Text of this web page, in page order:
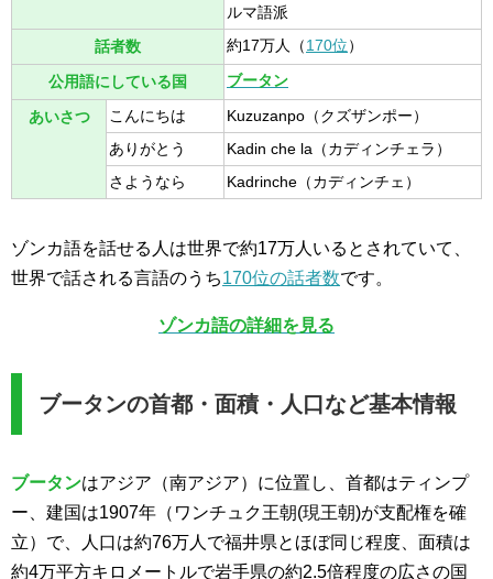
ルマ語派
話者数 約17万人（170位）
公用語にしている国 ブータン
あいさつ こんにちは
Kuzuzanpo（クズザンポー）
ありがとう
Kadin che la（カディンチェラ）
さようなら
Kadrinche（カディンチェ）
ゾンカ語を話せる人は世界で約17万人いるとされていて、
世界で話される言語のうち170位の話者数です。
ゾンカ語の詳細を見る
ブータンの首都・面積・人口など基本情報
ブータンはアジア（南アジア）に位置し、首都はティンプ
ー、建国は1907年（ワンチュク王朝(現王朝)が支配権を確
立）で、人口は約76万人で福井県とほぼ同じ程度、面積は
約4万平方キロメートルで岩手県の約2.5倍程度の広さの国